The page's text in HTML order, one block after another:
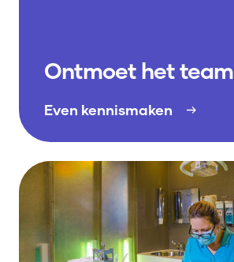
Ontmoet het team
Even kennismaken